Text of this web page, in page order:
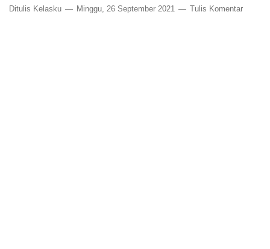
Ditulis Kelasku Minggu, 26 September 2021 Tulis Komentar